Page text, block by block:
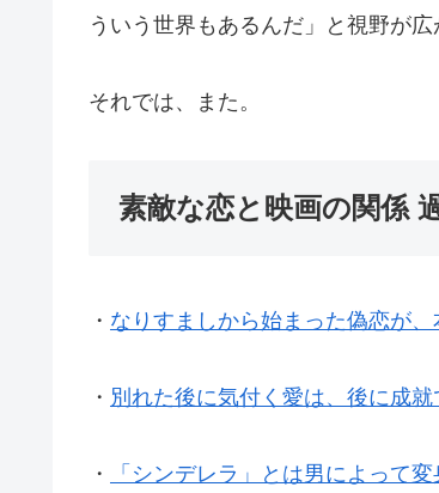
ういう世界もあるんだ」と視野が
それでは、また。
素敵な恋と映画の関係
・ なりすましから始まった偽恋が
・ 別れた後に気付く愛は、後に成就
・ 「シンデレラ」とは男によって